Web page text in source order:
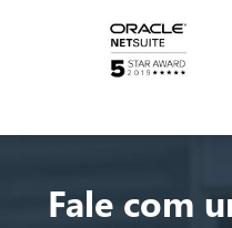
Fale com